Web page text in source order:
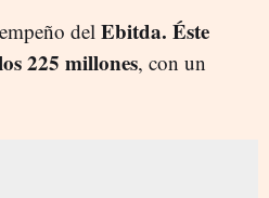
del Ebitda. Éste
225 millones, con un